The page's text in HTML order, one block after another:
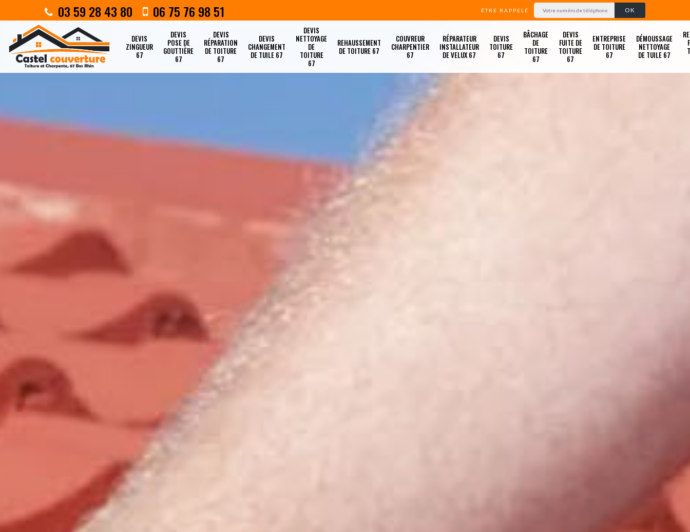
03 59 28 43 80 06 75 76 98 51 ÊTRE RAPPELÉ
DEVIS
ZINGUEUR
67
DEVIS
POSE DE
GOUTTIÈRE
67
DEVIS
RÉPARATION
DE TOITURE
67
DEVIS
CHANGEMENT
DE TUILE 67
DEVIS
NETTOYAGE
DE
TOITURE
67
REHAUSSEMENT
DE TOITURE 67
COUVREUR
CHARPENTIER
67
RÉPARATEUR
INSTALLATEUR
DE VELUX 67
DEVIS
TOITURE
67
BÂCHAGE
DE
TOITURE
67
DEVIS
FUITE DE
TOITURE
67
ENTREPRISE
DE TOITURE
67
DÉMOUSSAGE
NETTOYAGE
DE TUILE 67